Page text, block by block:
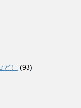
）
(93)